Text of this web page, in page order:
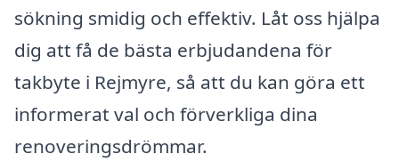
sökning smidig och effektiv. Låt oss hjälpa
dig att få de bästa erbjudandena för
takbyte i Rejmyre, så att du kan göra ett
informerat val och förverkliga dina
renoveringsdrömmar.